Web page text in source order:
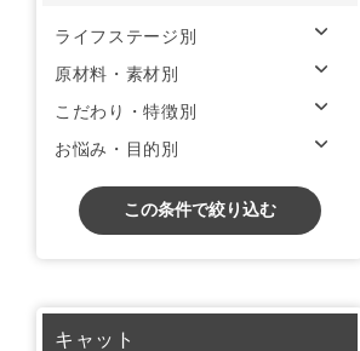
ライフステージ別
原材料・素材別
こだわり・特徴別
お悩み・目的別
この条件で絞り込む
キャット